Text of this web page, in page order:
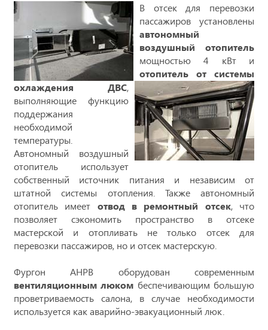
В отсек для перевозки
пассажиров установлены
автономный
воздушный отопитель
мощностью 4 кВт и
отопитель от системы
охлаждения ДВС,
выполняющие функцию
поддержания
необходимой
температуры.
Автономный воздушный
отопитель использует
собственный источник питания и независим от
штатной системы отопления. Также автономный
отопитель имеет отвод в ремонтный отсек, что
позволяет сэкономить пространство в отсеке
мастерской и отопливать не только отсек для
перевозки пассажиров, но и отсек мастерскую.
Фургон АНРВ оборудован современным
вентиляционным люком беспечивающим большую
проветриваемость салона, в случае необходимости
используется как аварийно-эвакуационный люк.